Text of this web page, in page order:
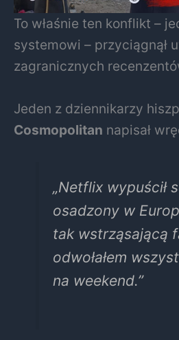
To właśnie ten konflikt –
systemowi – przyciągnął
zagranicznych
Jeden z dziennikarzy
Cosmopolitan napisał
„Netflix wypuścił
osadzony w
tak wstrząsającą
odwołałem
na weekend.”